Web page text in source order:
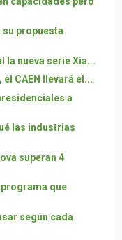
su propuesta
la nueva serie Xia...
CAEN llevará el...
a
las industrias
superan 4
que
según cada